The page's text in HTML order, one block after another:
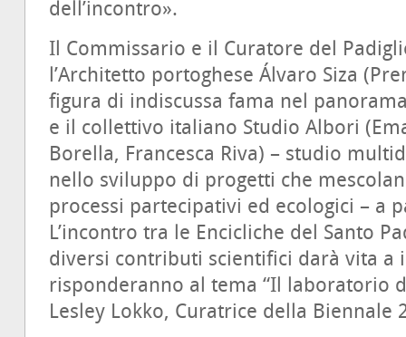
dell’incontro».
Il Commissario e il Curatore del
l’Architetto portoghese Álvaro Siza
figura di indiscussa fama nel
e il collettivo italiano Studio Albori
Borella, Francesca Riva) – studio
nello sviluppo di progetti che
processi partecipativi ed ecologici – a
L’incontro tra le Encicliche del Santo
diversi contributi scientifici darà vita a
risponderanno al tema “Il laboratorio
Lesley Lokko, Curatrice della Biennale